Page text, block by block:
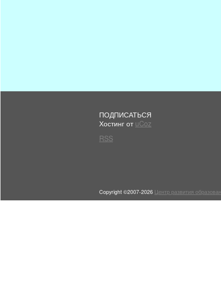
ПОДПИСАТЬСЯ
Хостинг от uCoz
RSS
Copyright ©2007-2026 Центр развития